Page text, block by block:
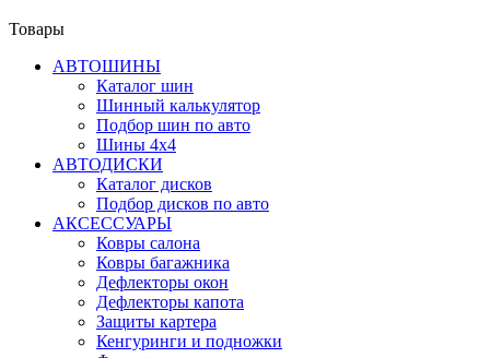
Товары
АВТОШИНЫ
Каталог шин
Шинный калькулятор
Подбор шин по авто
Шины 4x4
АВТОДИСКИ
Каталог дисков
Подбор дисков по авто
АКСЕССУАРЫ
Ковры салона
Ковры багажника
Дефлекторы окон
Дефлекторы капота
Защиты картера
Кенгуринги и подножки